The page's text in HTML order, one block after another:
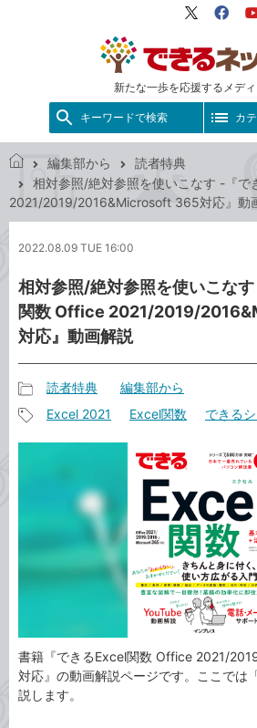
新たな一歩を応援するメデ
X（旧
キーワードで検索 カ
で
き
ッ
編集部から
読者特典
相対参照/絶対参照を使いこなす -『
2021/2019/2016&Microsoft 365対応』動
2022.08.09 TUE 16:00
相対参照/絶対参照を使いこな
関数 Office 2021/2019/
対応』動画解説
事
カ
読者特典 編集部から
Excel 2021 Excel関数 できる
書籍『できるExcel関数 Office 2021/
対応』の動画解説ページです。ここでは
説します。